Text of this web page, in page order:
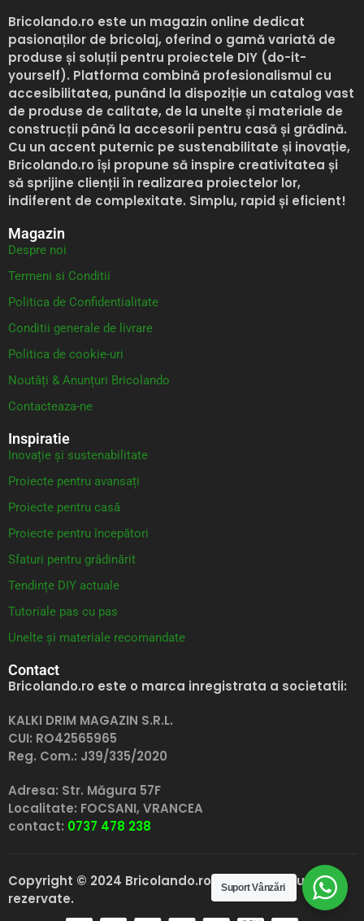
Bricolando.ro este un magazin online dedicat
pasionaților de bricolaj, oferind o gamă variată de
produse și soluții pentru proiectele DIY (do-it-
yourself). Platforma combină profesionalismul cu
accesibilitatea, punând la dispoziție un catalog vast
de produse de calitate, de la unelte și materiale de
construcții până la accesorii pentru casă și grădină.
Cu un accent puternic pe sustenabilitate și inovație,
Bricolando.ro își propune să inspire creativitatea și
să sprijine clienții în realizarea proiectelor lor,
indiferent de complexitate. Simplu, rapid și eficient!
Magazin
Despre noi
Termeni si Conditii
Politica de Confidentialitate
Conditii generale de livrare
Politica de cookie-uri
Noutăți & Anunțuri Bricolando
Contacteaza-ne
Inspiratie
Inovație și sustenabilitate
Proiecte pentru avansați
Proiecte pentru casă
Proiecte pentru începători
Sfaturi pentru grădinărit
Tendințe DIY actuale
Tutoriale pas cu pas
Unelte și materiale recomandate
Contact
Bricolando.ro este o marca inregistrata a societatii:
KALKI DRIM MAGAZIN S.R.L.
CUI: RO42565965
Reg. Com.: J39/335/2020
Adresa: Str. Măgura 57F
Localitate: FOCSANI, VRANCEA
contact: 0737 478 238
Copyright © 2024 Bricolando.ro, Toate drepturile
rezervate.
Suport Vânzări